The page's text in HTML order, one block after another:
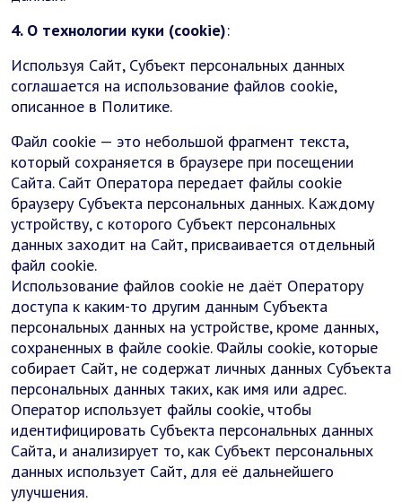
4. О технологии куки (cookie):
Используя Сайт, Субъект персональных данных
соглашается на использование файлов cookie,
описанное в Политике.
Файл cookie — это небольшой фрагмент текста,
который сохраняется в браузере при посещении
Сайта. Сайт Оператора передает файлы cookie
браузеру Субъекта персональных данных. Каждому
устройству, с которого Субъект персональных
данных заходит на Сайт, присваивается отдельный
файл cookie.
Использование файлов cookie не даёт Оператору
доступа к каким-то другим данным Субъекта
персональных данных на устройстве, кроме данных,
сохраненных в файле cookie. Файлы cookie, которые
собирает Сайт, не содержат личных данных Субъекта
персональных данных таких, как имя или адрес.
Оператор использует файлы cookie, чтобы
идентифицировать Субъекта персональных данных
Сайта, и анализирует то, как Субъект персональных
данных использует Сайт, для её дальнейшего
улучшения.